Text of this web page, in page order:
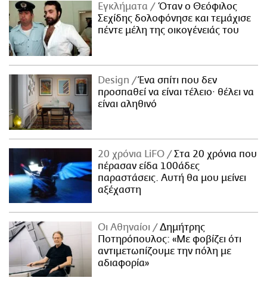
Εγκλήματα
Όταν ο Θεόφιλος
Σεχίδης δολοφόνησε και τεμάχισε
πέντε μέλη της οικογένειάς του
Design
Ένα σπίτι που δεν
προσπαθεί να είναι τέλειο· θέλει να
είναι αληθινό
20 χρόνια LiFO
Στα 20 χρόνια που
πέρασαν είδα 100άδες
παραστάσεις. Αυτή θα μου μείνει
αξέχαστη
Οι Αθηναίοι
Δημήτρης
Ποτηρόπουλος: «Με φοβίζει ότι
αντιμετωπίζουμε την πόλη με
αδιαφορία»